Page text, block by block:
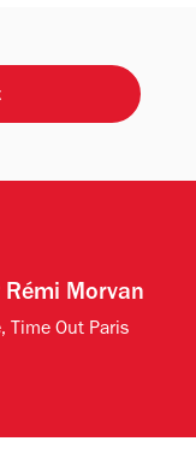
Rémi Morvan
Time Out Paris